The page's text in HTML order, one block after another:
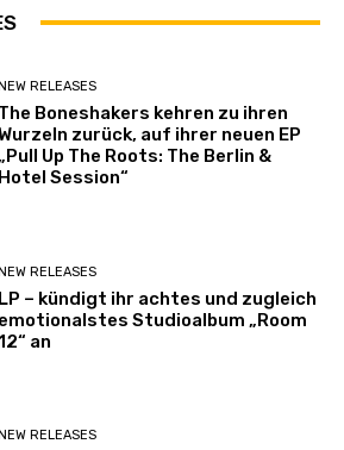
NEW RELEASES
The Boneshakers kehren zu ihren
zurück, auf ihrer neuen EP
Up The Roots: The Berlin &
Hotel Session“
RELEASES
LP – kündigt ihr achtes und zugleich
emotionalstes Studioalbum „Room
an
RELEASES